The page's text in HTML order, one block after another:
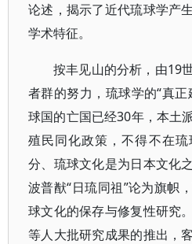
论述，揭示了近代琉球学产
学术特征。
按丰见山的分析，由19
者群的努力，琉球学的“真
球国的亡国已经30年，本土
殖民同化政策，不得不在
分、琉球文化是为日本文化
波普猷“日琉同祖”论为旗帜
球文化的保存与修复性研究
等人大批研究成果的推出，